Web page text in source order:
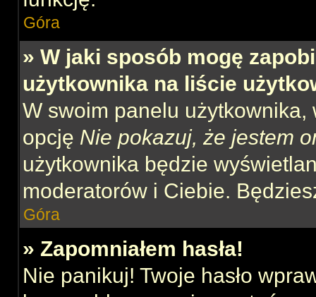
Góra
» W jaki sposób mogę
użytkownika na liście
W swoim panelu użytkownika,
opcję Nie pokazuj, że jestem
użytkownika będzie
moderatorów i Ciebie.
Góra
» Zapomniałem hasła!
Nie panikuj! Twoje hasło